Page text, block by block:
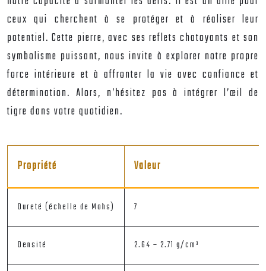
ceux qui cherchent à se protéger et à réaliser leur
potentiel. Cette pierre, avec ses reflets chatoyants et son
symbolisme puissant, nous invite à explorer notre propre
force intérieure et à affronter la vie avec confiance et
détermination. Alors, n’hésitez pas à intégrer l’œil de
tigre dans votre quotidien.
Propriété Valeur
Dureté (échelle de Mohs) 7
Densité 2.64 – 2.71 g/cm³